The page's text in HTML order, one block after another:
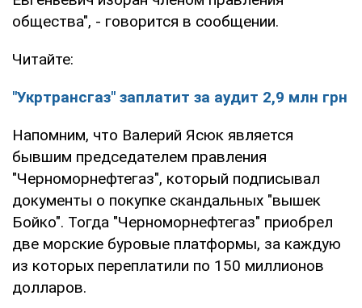
общества", - говорится в сообщении.
Читайте:
"Укртрансгаз" заплатит за аудит 2,9 млн грн
Напомним, что Валерий Ясюк является
бывшим председателем правления
"Черноморнефтегаз", который подписывал
документы о покупке скандальных "вышек
Бойко". Тогда "Черноморнефтегаз" приобрел
две морские буровые платформы, за каждую
из которых переплатили по 150 миллионов
долларов.